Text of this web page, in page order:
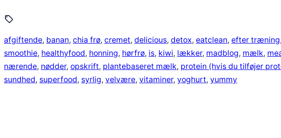
afgiftende, banan, chia frø, cremet, delicious, detox, eatclean, efter træning,
smoothie, healthyfood, honning, hørfrø, is, kiwi, lækker, madblog, mælk,
nærende, nødder, opskrift, plantebaseret mælk, protein (hvis du tilføjer
sundhed, superfood, syrlig, velvære, vitaminer, yoghurt, yummy